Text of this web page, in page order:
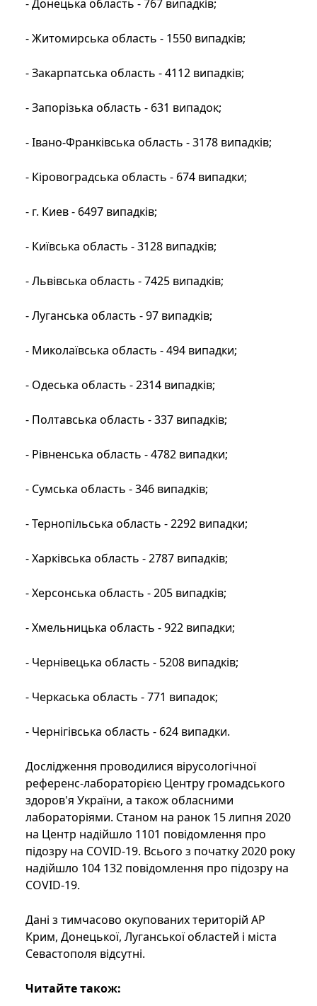
- Донецька область - 767 випадків;
- Житомирська область - 1550 випадків;
- Закарпатська область - 4112 випадків;
- Запорізька область - 631 випадок;
- Івано-Франківська область - 3178 випадків;
- Кіровоградська область - 674 випадки;
- г. Киев - 6497 випадків;
- Київська область - 3128 випадків;
- Львівська область - 7425 випадків;
- Луганська область - 97 випадків;
- Миколаївська область - 494 випадки;
- Одеська область - 2314 випадків;
- Полтавська область - 337 випадків;
- Рівненська область - 4782 випадки;
- Сумська область - 346 випадків;
- Тернопільська область - 2292 випадки;
- Харківська область - 2787 випадків;
- Херсонська область - 205 випадків;
- Хмельницька область - 922 випадки;
- Чернівецька область - 5208 випадків;
- Черкаська область - 771 випадок;
- Чернігівська область - 624 випадки.
Дослідження проводилися вірусологічної
референс-лабораторією Центру громадського
здоров'я України, а також обласними
лабораторіями. Станом на ранок 15 липня 2020
на Центр надійшло 1101 повідомлення про
підозру на COVID-19. Всього з початку 2020 року
надійшло 104 132 повідомлення про підозру на
COVID-19.
Дані з тимчасово окупованих територій АР
Крим, Донецької, Луганської областей і міста
Севастополя відсутні.
Читайте також: